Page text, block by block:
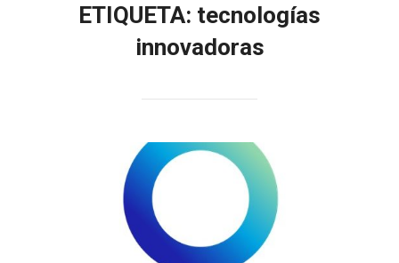
ETIQUETA: tecnologías
innovadoras